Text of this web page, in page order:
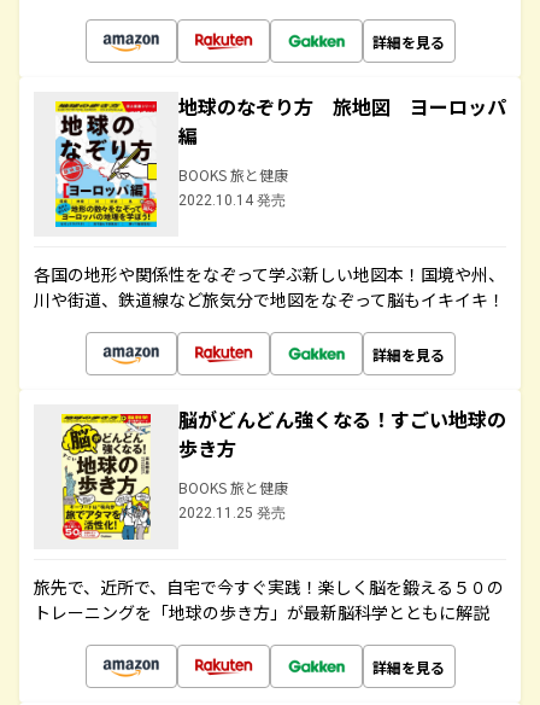
詳細を見る
地球のなぞり方 旅地図 ヨーロッパ
編
BOOKS 旅と健康
2022.10.14 発売
各国の地形や関係性をなぞって学ぶ新しい地図本！国境や州、
川や街道、鉄道線など旅気分で地図をなぞって脳もイキイキ！
詳細を見る
脳がどんどん強くなる！すごい地球の
歩き方
BOOKS 旅と健康
2022.11.25 発売
旅先で、近所で、自宅で今すぐ実践！楽しく脳を鍛える５０の
トレーニングを「地球の歩き方」が最新脳科学とともに解説
詳細を見る